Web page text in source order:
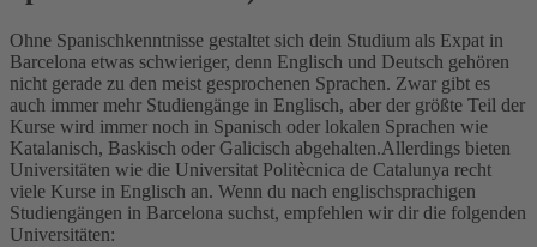
Ohne Spanischkenntnisse gestaltet sich dein Studium als Expat in
Barcelona etwas schwieriger, denn Englisch und Deutsch gehören
nicht gerade zu den meist gesprochenen Sprachen. Zwar gibt es
auch immer mehr Studiengänge in Englisch, aber der größte Teil der
Kurse wird immer noch in Spanisch oder lokalen Sprachen wie
Katalanisch, Baskisch oder Galicisch abgehalten.Allerdings bieten
Universitäten wie die Universitat Politècnica de Catalunya recht
viele Kurse in Englisch an. Wenn du nach englischsprachigen
Studiengängen in Barcelona suchst, empfehlen wir dir die folgenden
Universitäten: